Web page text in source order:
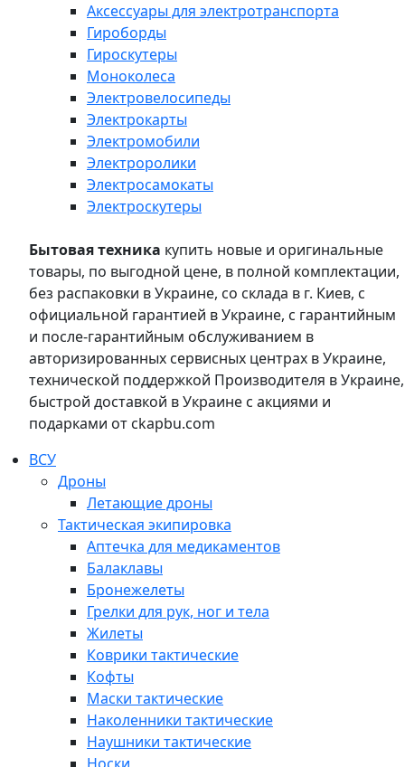
Аксессуары для электротранспорта
Гироборды
Гироскутеры
Моноколеса
Электровелосипеды
Электрокарты
Электромобили
Электроролики
Электросамокаты
Электроскутеры
Бытовая техника купить новые и оригинальные
товары, по выгодной цене, в полной комплектации,
без распаковки в Украине, со склада в г. Киев, с
официальной гарантией в Украине, с гарантийным
и после-гарантийным обслуживанием в
авторизированных сервисных центрах в Украине,
технической поддержкой Производителя в Украине,
быстрой доставкой в Украине с акциями и
подарками от ckapbu.com
ВСУ
Дроны
Летающие дроны
Тактическая экипировка
Аптечка для медикаментов
Балаклавы
Бронежелеты
Грелки для рук, ног и тела
Жилеты
Коврики тактические
Кофты
Маски тактические
Наколенники тактические
Наушники тактические